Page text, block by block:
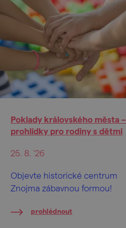
Poklady královského města –
prohlídky pro rodiny s dětmi
25. 8. '26
Objevte historické centrum
Znojma zábavnou formou!
prohlédnout